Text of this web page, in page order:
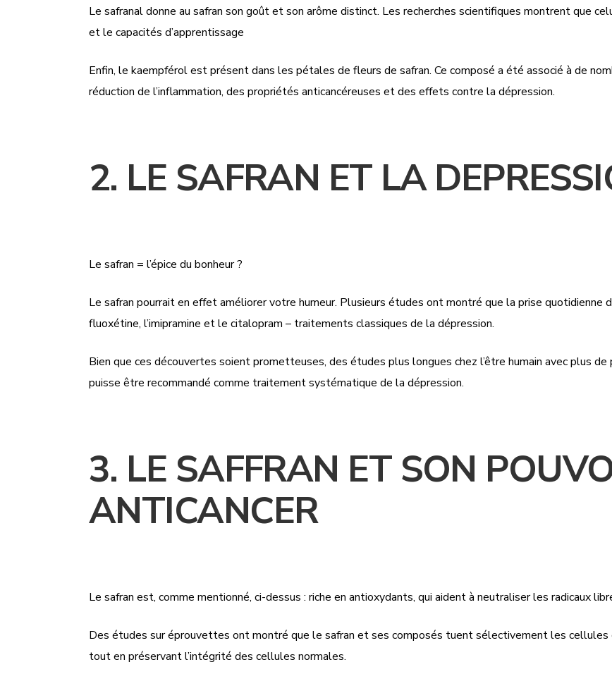
Le safranal donne au safran son goût et son arôme distinct. Les recherches scientifiques montrent que
et le capacités d’apprentissage
Enfin, le kaempférol est présent dans les pétales de fleurs de safran. Ce composé a été associé à de
réduction de l’inflammation, des propriétés anticancéreuses et des effets contre la dépression.
2. LE SAFRAN ET LA
Le safran = l’épice du bonheur ?
Le safran pourrait en effet améliorer votre humeur. Plusieurs études ont montré que la prise quotidienne
fluoxétine, l’imipramine et le citalopram – traitements classiques de la dépression.
Bien que ces découvertes soient prometteuses, des études plus longues chez l’être humain avec plus
puisse être recommandé comme traitement systématique de la dépression.
3. LE SAFFRAN ET SON
ANTICANCER
Le safran est, comme mentionné, ci-dessus : riche en antioxydants, qui aident à neutraliser les radicaux
Des études sur éprouvettes ont montré que le safran et ses composés tuent sélectivement les cellules
tout en préservant l’intégrité des cellules normales.